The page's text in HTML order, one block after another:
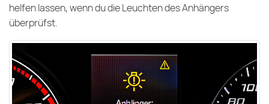
helfen lassen, wenn du die Leuchten des Anhängers
überprüfst.